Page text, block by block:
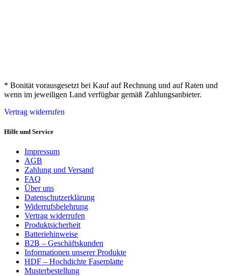
* Bonität vorausgesetzt bei Kauf auf Rechnung und auf Raten und
wenn im jeweiligen Land verfügbar gemäß Zahlungsanbieter.
Vertrag widerrufen
Hilfe und Service
Impressum
AGB
Zahlung und Versand
FAQ
Über uns
Datenschutzerklärung
Widerrufsbelehrung
Vertrag widerrufen
Produktsicherheit
Batteriehinweise
B2B – Geschäftskunden
Informationen unserer Produkte
HDF – Hochdichte Faserplatte
Musterbestellung